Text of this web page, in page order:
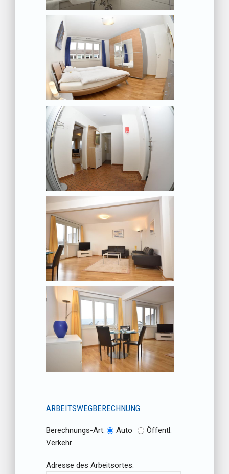
ARBEITSWEGBERECHNUNG
Berechnungs-Art: Auto
Öffentl.
Verkehr
Adresse des Arbeitsortes: